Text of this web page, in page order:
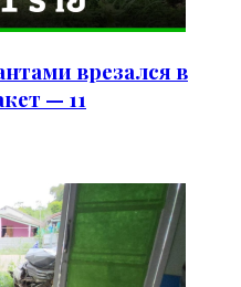
врезался в
— 11